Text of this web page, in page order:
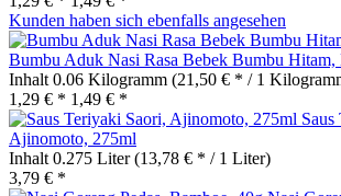
Kunden haben sich ebenfalls angesehen
Bumbu Aduk Nasi Rasa Bebek Bumbu Hitam,
Inhalt 0.06 Kilogramm (21,50 € * / 1
1,29 € * 1,49 € *
Ajinomoto, 275ml
Inhalt 0.275 Liter(13,78 € * / 1 Liter)
3,79 € *